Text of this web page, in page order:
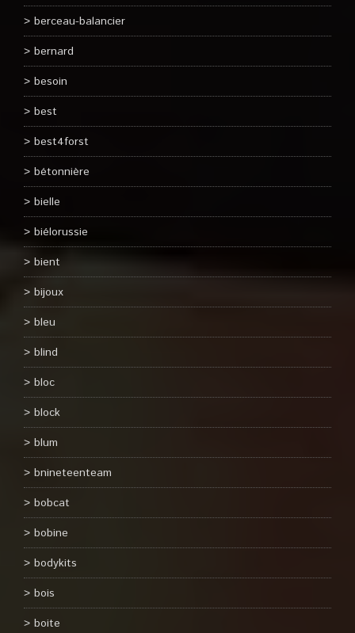
berceau-balancier
bernard
besoin
best
best4forst
bétonnière
bielle
biélorussie
bient
bijoux
bleu
blind
bloc
block
blum
bnineteenteam
bobcat
bobine
bodykits
bois
boite